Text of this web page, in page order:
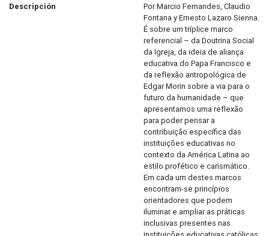
Descripción
Por Marcio Fernandes, Claudio
Fontana y Ernesto Lazaro Sienna.
É sobre um tríplice marco
referencial – da Doutrina Social
da Igreja, da ideia de aliança
educativa do Papa Francisco e
da reflexão antropológica de
Edgar Morin sobre a via para o
futuro da humanidade – que
apresentamos uma reflexão
para poder pensar a
contribuição específica das
instituições educativas no
contexto da América Latina ao
estilo profético e carismático.
Em cada um destes marcos
encontram-se princípios
orientadores que podem
iluminar e ampliar as práticas
inclusivas presentes nas